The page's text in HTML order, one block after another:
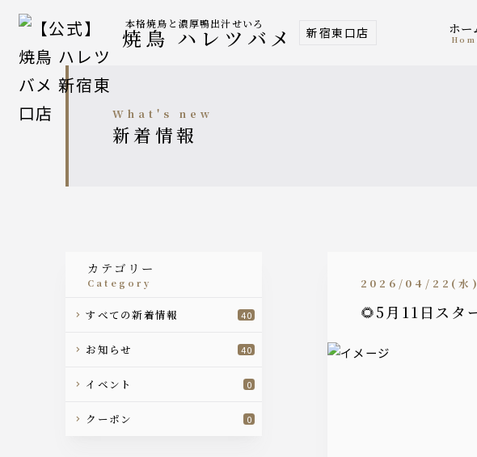
本格焼鳥と濃厚鴨出汁せいろ
焼鳥 ハレツバメ 新宿東口店 ホ
what's new
新着情報
🌻5月11日スタ
2026/04/22(水)
カテゴリー
category
すべての新着情報 40
お知らせ 40
イベント 0
クーポン 0